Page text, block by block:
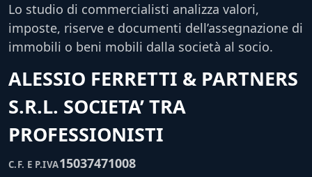
Lo studio di commercialisti analizza valori,
imposte, riserve e documenti dell’assegnazione di
immobili o beni mobili dalla società al socio.
ALESSIO FERRETTI & PARTNERS
S.R.L. SOCIETA’ TRA
PROFESSIONISTI
C.F. E P.IVA15037471008